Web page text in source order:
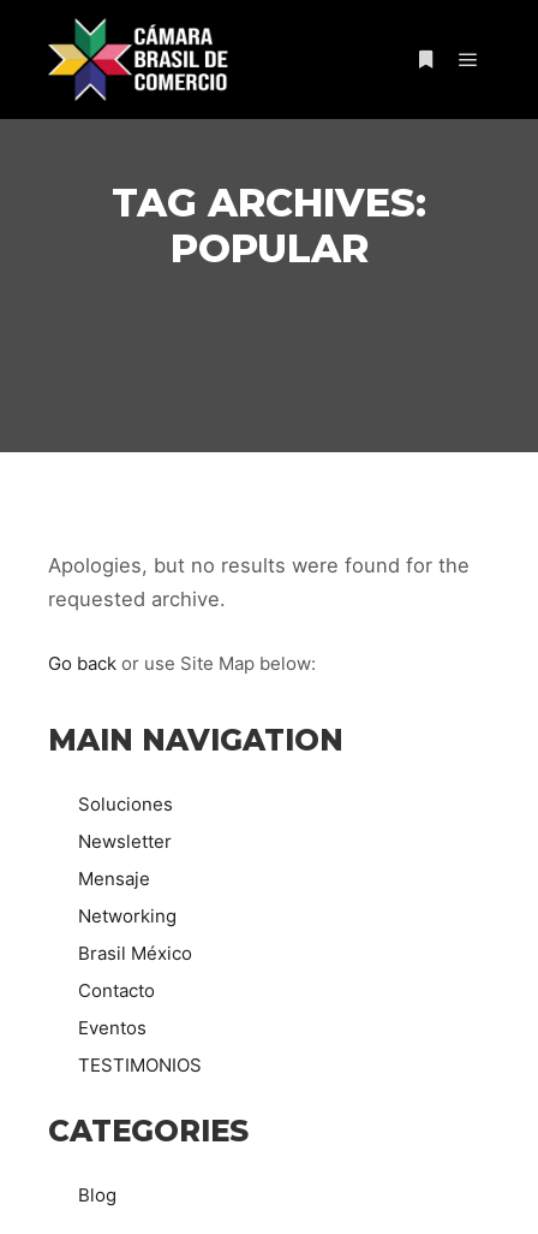
TAG ARCHIVES:
POPULAR
Apologies, but no results were found for the
requested archive.
Go back or use Site Map below:
MAIN NAVIGATION
Soluciones
Newsletter
Mensaje
Networking
Brasil México
Contacto
Eventos
TESTIMONIOS
CATEGORIES
Blog